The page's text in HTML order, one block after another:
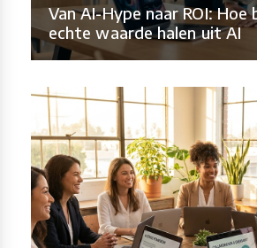
Van AI-Hype naar ROI: Hoe
echte waarde halen uit AI